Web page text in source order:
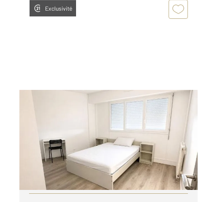
Exclusivité
Appartement Chambre à louer
595 €
par mois charges comprises
Visiter le site dédié